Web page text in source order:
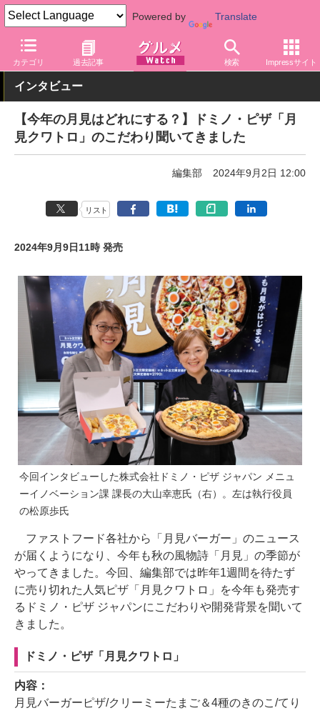
Powered by Translate
カテゴリ 過去記事 検索 Impressサイト
グルメ Watch 店舗 ドミノ・ピザ
インタビュー
【今年の月見はどれにする？】ドミノ・ピザ「月
見クワトロ」のこだわり聞いてきました
編集部 2024年9月2日 12:00
リスト
2024年9月9日11時 発売
今回インタビューした株式会社ドミノ・ピザ ジャパン メニュ
ーイノベーション課 課長の大山幸恵氏（右）。左は執行役員
の松原歩氏
ファストフード各社から「月見バーガー」のニュース
が届くようになり、今年も秋の風物詩「月見」の季節が
やってきました。今回、編集部では昨年1週間を待たず
に売り切れた人気ピザ「月見クワトロ」を今年も発売す
るドミノ・ピザ ジャパンにこだわりや開発背景を聞いて
きました。
ドミノ・ピザ「月見クワトロ」
内容：
月見バーガーピザ/クリーミーたまご＆4種のきのこ/てり